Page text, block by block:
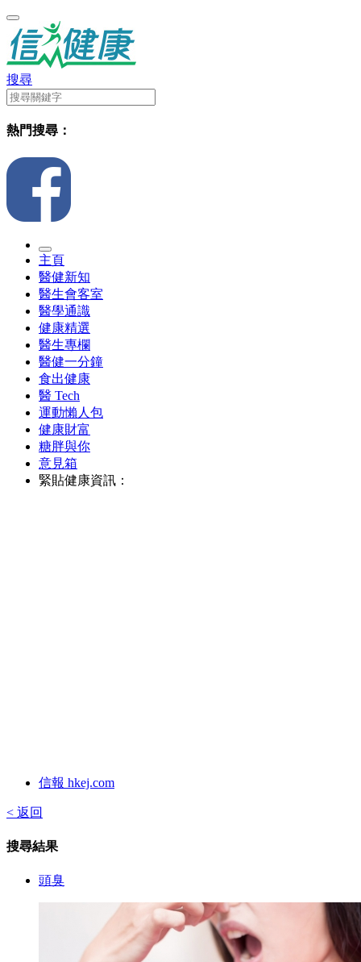
搜尋
熱門搜尋：
主頁
醫健新知
醫生會客室
醫學通識
健康精選
醫生專欄
醫健一分鐘
食出健康
醫 Tech
運動懶人包
健康財富
糖胖與你
意見箱
緊貼健康資訊：
信報 hkej.com
< 返回
搜尋結果
頭臭